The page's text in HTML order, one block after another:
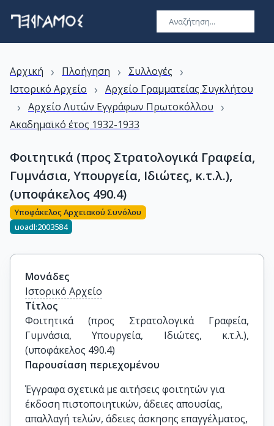
Αρχική › Πλοήγηση › Συλλογές ›
Ιστορικό Αρχείο › Αρχείο Γραμματείας Συγκλήτου
› Αρχείο Λυτών Εγγράφων Πρωτοκόλλου ›
Ακαδημαϊκό έτος 1932-1933
Φοιτητικά (προς Στρατολογικά Γραφεία,
Γυμνάσια, Υπουργεία, Ιδιώτες, κ.τ.λ.),
(υποφάκελος 490.4)
Υποφάκελος Αρχειακού Συνόλου
uoadl:2003584
Μονάδες
Ιστορικό Αρχείο
Τίτλος
Φοιτητικά (προς Στρατολογικά Γραφεία,
Γυμνάσια, Υπουργεία, Ιδιώτες, κ.τ.λ.),
(υποφάκελος 490.4)
Παρουσίαση περιεχομένου
Έγγραφα σχετικά με αιτήσεις φοιτητών για
έκδοση πιστοποιητικών, άδειες απουσίας,
απαλλαγή τελών, άδειες άσκησης επαγγέλματος,